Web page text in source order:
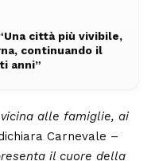
città più vivibile,
continuando il
anni”
alle famiglie, ai
Carnevale –
il cuore della